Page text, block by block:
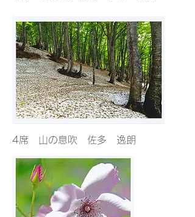
4席 山の息吹 佐多 逸朗